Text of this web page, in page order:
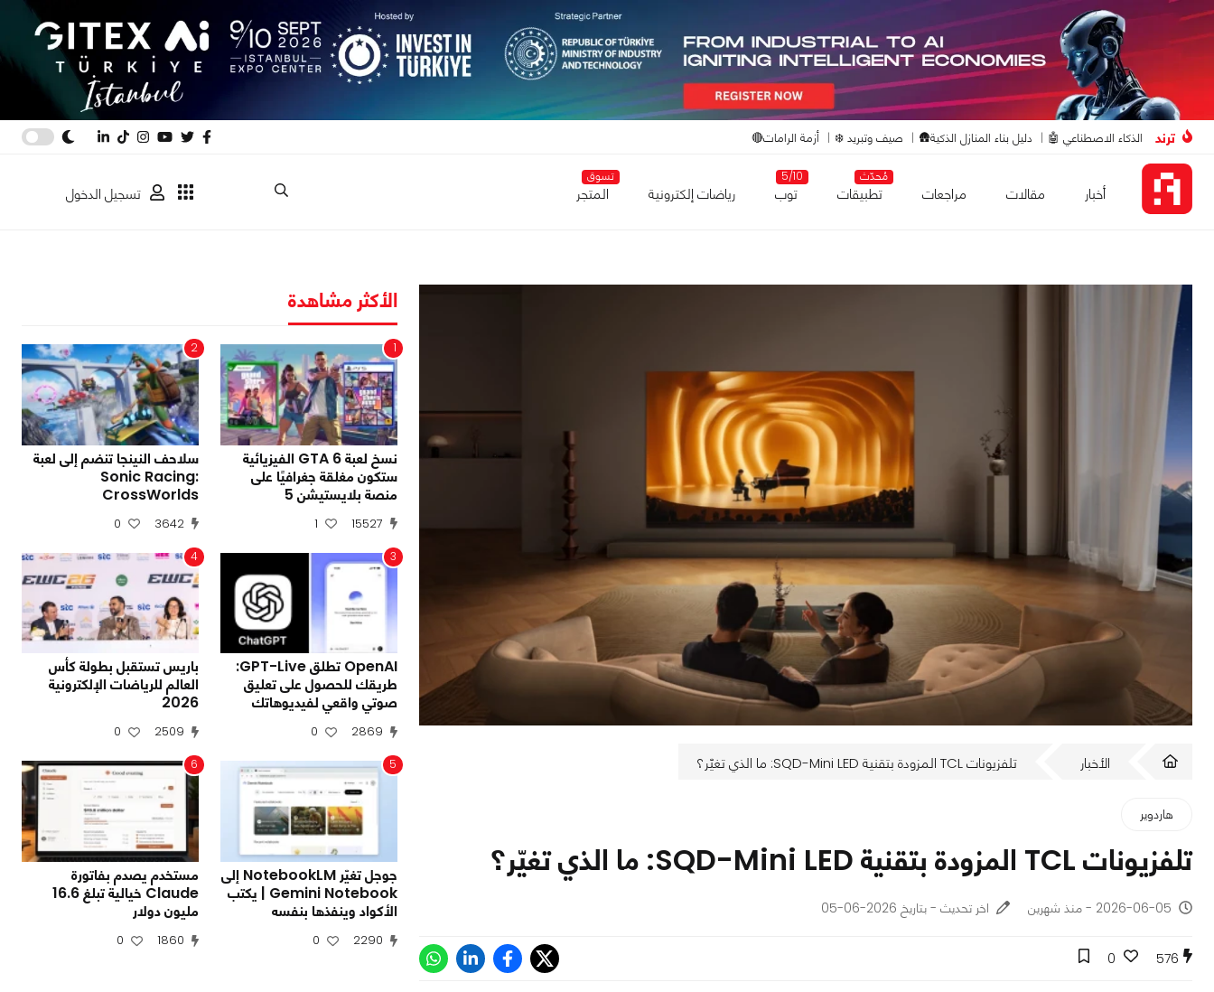
ترند الذكاء الاصطناعي 🤖 دليل بناء المنازل الذكية🛖 صيف وتبريد ❄️ أزمة الرامات🔴
أخبار مقالات مراجعات
مُحدّث
تطبيقات
5/10
توب رياضات إلكترونية
تسوق
المتجر تسجيل الدخول
الأخبار تلفزيونات TCL المزودة بتقنية SQD-Mini LED: ما الذي تغيّر؟
هاردوير
تلفزيونات TCL المزودة بتقنية SQD-Mini LED: ما الذي تغيّر؟
2026-06-05 - منذ شهرين اخر تحديث - بتاريخ 2026-06-05
576
0
الأكثر مشاهدة
1
نسخ لعبة GTA 6 الفيزيائية
ستكون مغلقة جغرافيًا على
منصة بلايستيشن 5
15527
1
2
سلاحف النينجا تنضم إلى لعبة
Sonic Racing:
CrossWorlds
3642
0
3
OpenAI تطلق GPT-Live:
طريقك للحصول على تعليق
صوتي واقعي لفيديوهاتك
2869
0
4
باريس تستقبل بطولة كأس
العالم للرياضات الإلكترونية
2026
2509
0
5
جوجل تغيّر NotebookLM إلى
Gemini Notebook | يكتب
الأكواد وينفذها بنفسه
2290
0
6
مستخدم يصدم بفاتورة
Claude خيالية تبلغ 16.6
مليون دولار
1860
0